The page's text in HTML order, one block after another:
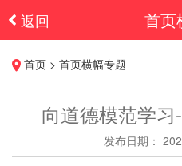
返回 首页
首页 > 首页横幅专题
向道德模范学
发布日期：